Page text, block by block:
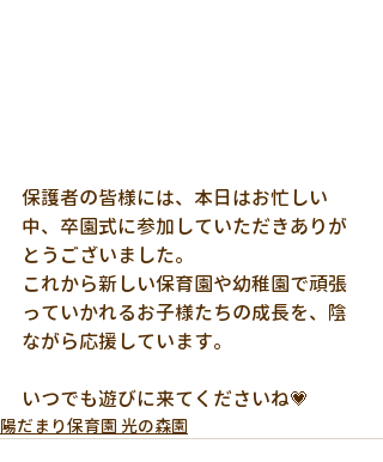
保護者の皆様には、本日はお忙しい
中、卒園式に参加していただきありが
とうございました。
これから新しい保育園や幼稚園で頑張
っていかれるお子様たちの成長を、陰
ながら応援しています。
いつでも遊びに来てくださいね💗
陽だまり保育園 光の森園